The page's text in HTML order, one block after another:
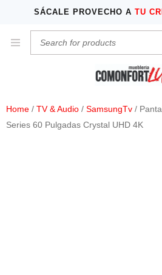
SÁCALE PROVECHO A TU
Home / TV & Audio / SamsungTv /
Series 60 Pulgadas Crystal UHD 4K